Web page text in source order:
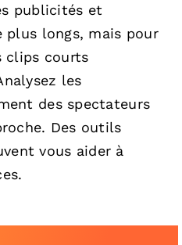
publicités et
longs, mais pour
clips courts
les
des spectateurs
Des outils
vous aider à